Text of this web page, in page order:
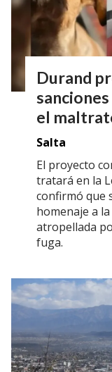
Durand
el
Salta
El proyecto
tratará en la
confirmó que
homenaje a
atropellada
fuga.